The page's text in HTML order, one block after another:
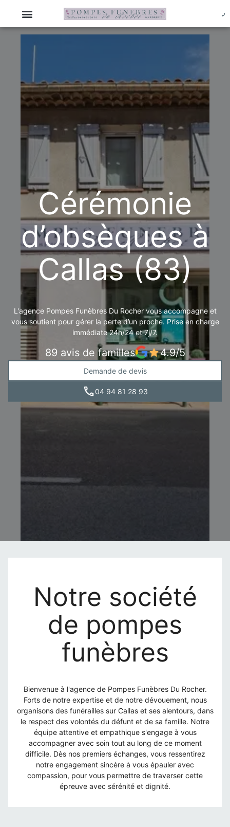
Cérémonie
d’obsèques à
Callas (83)
L'agence Pompes Funèbres Du Rocher vous accompagne et
vous soutient pour gérer la perte d’un proche. Prise en charge
immédiate 24h/24 et 7j/7.
89 avis de familles 4.9/5
Demande de devis
04 94 81 28 93
Notre société
de pompes
funèbres
Bienvenue à l'agence de Pompes Funèbres Du Rocher.
Forts de notre expertise et de notre dévouement, nous
organisons des funérailles sur Callas et ses alentours, dans
le respect des volontés du défunt et de sa famille. Notre
équipe attentive et empathique s'engage à vous
accompagner avec soin tout au long de ce moment
difficile. Dès nos premiers échanges, vous ressentirez
notre engagement sincère à vous épauler avec
compassion, pour vous permettre de traverser cette
épreuve avec sérénité et dignité.